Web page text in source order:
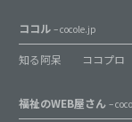
ココル – cocole.jp
知る阿呆 ココプロ
福祉のWEB屋さん –